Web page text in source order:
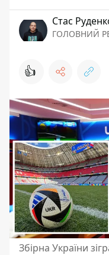
Стас
ГОЛОВНИЙ
👍
Збірна України